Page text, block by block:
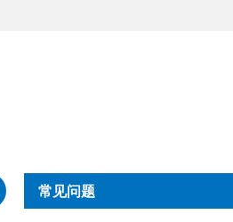
常见问题
问 无缝钢管重量壁厚压力计算公式
答 壁厚=（压力*外径*系数）/（2*钢